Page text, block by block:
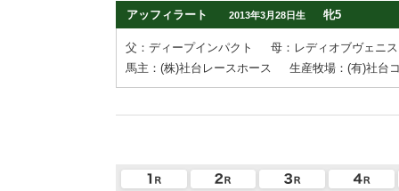
アッフィラート
2013年3月28日生 牝5
父：ディープインパクト
母：レディオブヴェニス
馬主：(株)社台レースホース
生産牧場：(有)社台